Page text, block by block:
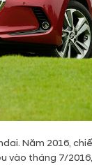
Năm 2016,
tháng 7/